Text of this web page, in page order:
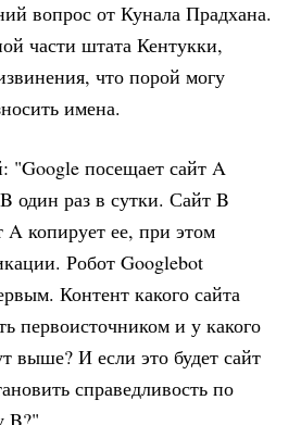
вопрос от Кунала Прадхана.
части штата Кентукки,
что порой могу
имена.
"Google посещает сайт A
один раз в сутки. Сайт B
копирует ее, при этом
Робот Googlebot
Контент какого сайта
первоисточником и у какого
выше? И если это будет сайт
справедливость по
B?"